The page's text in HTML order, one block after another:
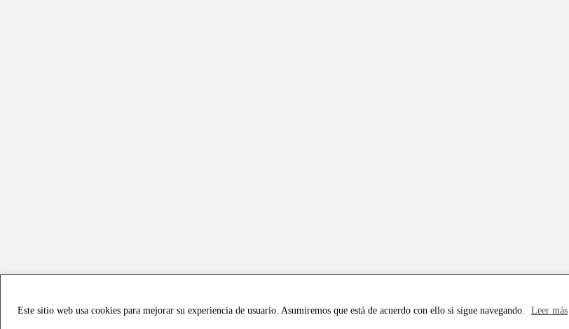
Este sitio web usa cookies para mejorar su experiencia de usuario. Asumiremos que está de acuerdo con ello si sigue navegando. Leer más